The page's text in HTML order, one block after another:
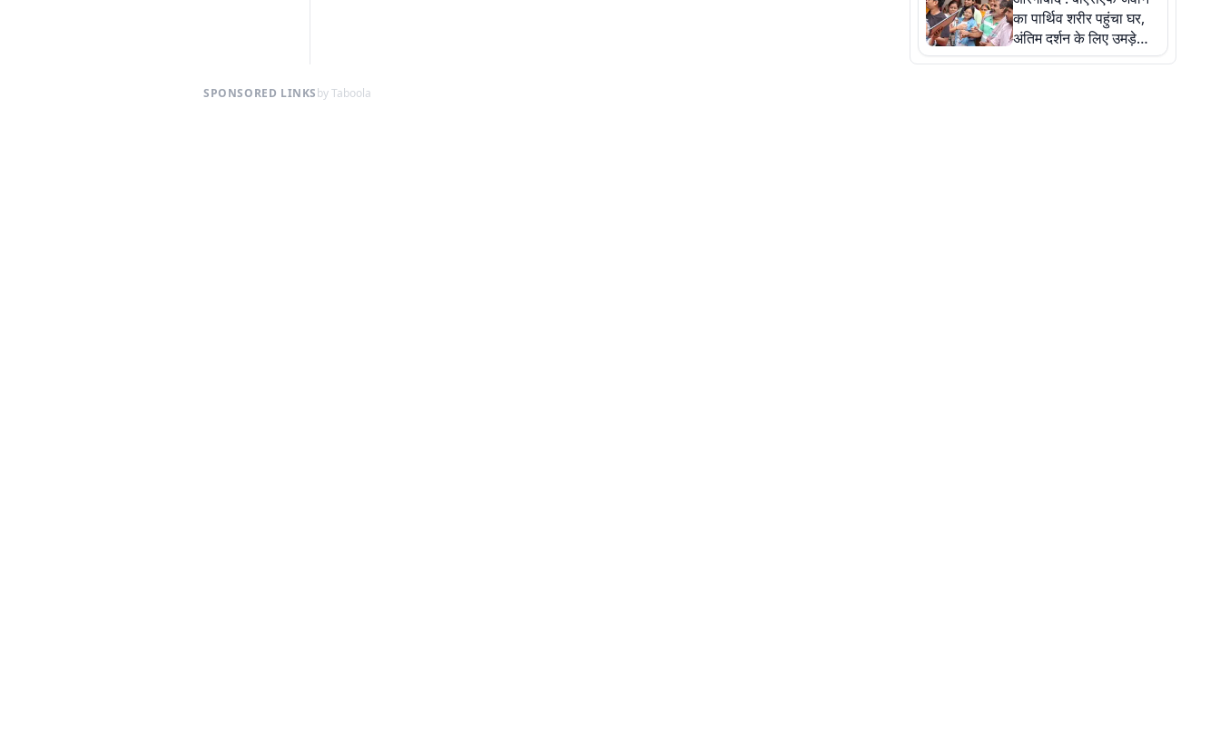
का पार्थिव शरीर पहुंचा घर,
अंतिम दर्शन के लिए उमड़े
लोग
SPONSORED LINKSby Taboola